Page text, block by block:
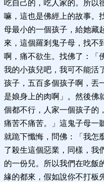
吃自己的，吃人家的。所以
嘛，這也是佛經上的故事。
母最小的一個孩子，給她藏
來，這個羅剎鬼子母，找不
啊，痛不欲生。找佛了：「
我的小孩兒吧，我可不能活
孩子，五百多個孩子啊，丟
是娘身上的肉啊」。然後佛
個都不行，人家一個孩子的
痛苦不痛苦。」這鬼子母一
就跪下懺悔，問佛：「我怎
了殺生這個惡業，同樣，我
的一份兒。所以我們在吃飯
緣的都來，假如說你不打板